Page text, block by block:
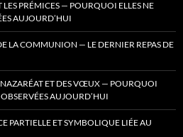
LES PRÉMICES — POURQUOI ELLES NE
AUJOURD’HUI
LA COMMUNION — LE DERNIER REPAS DE
NAZARÉAT ET DES VŒUX — POURQUOI
OBSERVÉES AUJOURD’HUI
PARTIELLE ET SYMBOLIQUE LIÉE AU